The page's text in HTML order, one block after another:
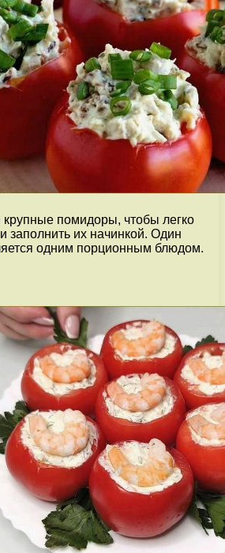
помидоры, чтобы легко
заполнить их начинкой. Один
одним порционным блюдом.